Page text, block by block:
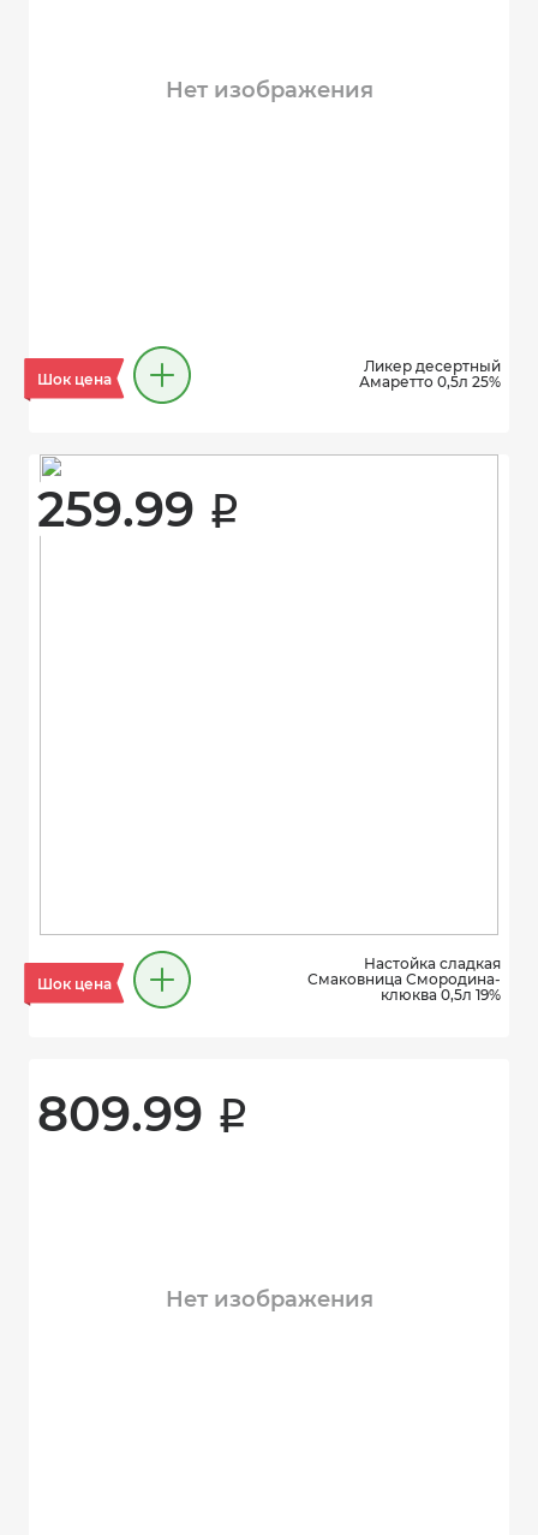
Нет изображения
Шок цена
Ликер десертный
Амаретто 0,5л 25%
259.99 i
Шок цена
Настойка сладкая
Смаковница Смородина-
клюква 0,5л 19%
809.99 i
Нет изображения